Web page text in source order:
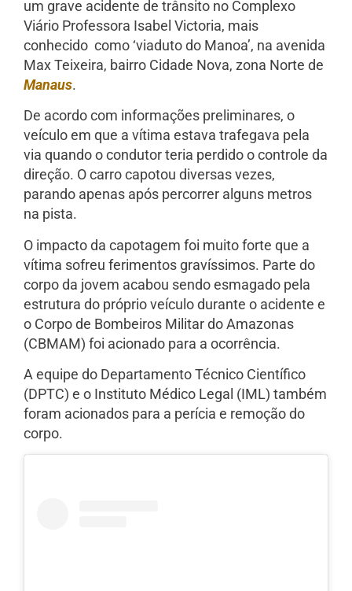
um grave acidente de trânsito no Complexo
Viário Professora Isabel Victoria, mais
conhecido como ‘viaduto do Manoa’, na avenida
Max Teixeira, bairro Cidade Nova, zona Norte de
Manaus.
De acordo com informações preliminares, o
veículo em que a vítima estava trafegava pela
via quando o condutor teria perdido o controle da
direção. O carro capotou diversas vezes,
parando apenas após percorrer alguns metros
na pista.
O impacto da capotagem foi muito forte que a
vítima sofreu ferimentos gravíssimos. Parte do
corpo da jovem acabou sendo esmagado pela
estrutura do próprio veículo durante o acidente e
o Corpo de Bombeiros Militar do Amazonas
(CBMAM) foi acionado para a ocorrência.
A equipe do Departamento Técnico Científico
(DPTC) e o Instituto Médico Legal (IML) também
foram acionados para a perícia e remoção do
corpo.